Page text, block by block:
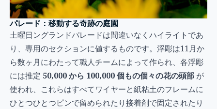
パレード：移動する奇跡の庭園
土曜日ングランドパレードは間違いなくハイライトであ
り、専用のセクションに値するものです。浮彫は11月か
ら数ヶ月にわたって職人チームによって作られ、各浮彫
には推定 50,000 から 100,000 個もの個々の花の頭部 が
使われ、これらはすべてワイヤーと紙粘土のフレームに
ひとつひとつピンで留められたり接着剤で固定されたり